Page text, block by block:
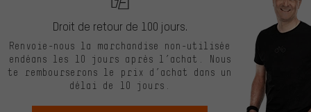
Droit de retour de 100 jours.
Renvoie-nous la marchandise non-utilisée
endéans les 10 jours après l’achat. Nous
te rembourserons le prix d’achat dans un
délai de 10 jours.